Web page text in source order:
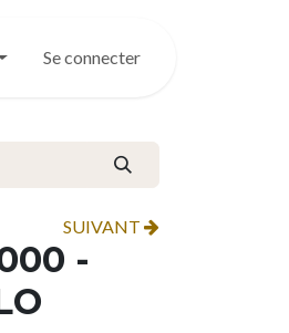
Se connecter
SUIVANT
-